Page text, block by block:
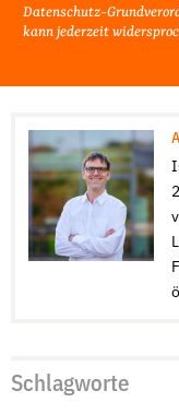
Datenschutz-
kann jederzeit
Schlagworte